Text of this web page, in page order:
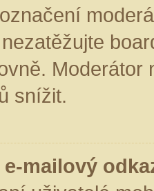
Moderátor
snížit.
mailový